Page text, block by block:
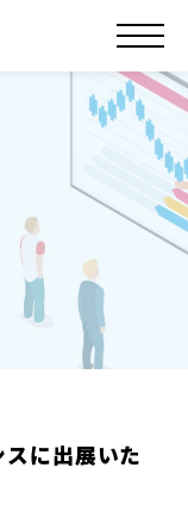
に出展いた